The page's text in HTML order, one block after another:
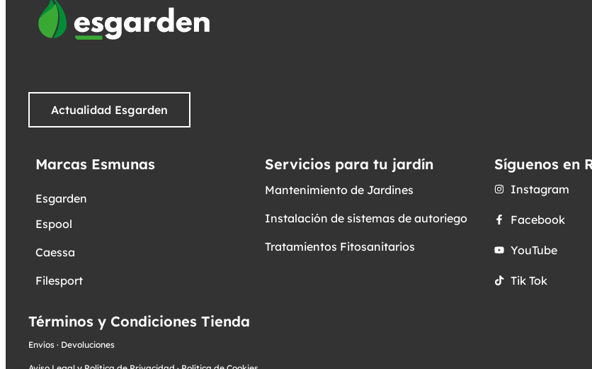
Actualidad Esgarden
Marcas Esmunas
Esgarden
Espool
Caessa
Filesport
Servicios para tu jardín
Mantenimiento de Jardines
Instalación de sistemas de autoriego
Tratamientos Fitosanitarios
Síguenos en
Instagram
Facebook
YouTube
Tik Tok
Términos y Condiciones Tienda
Envíos · Devoluciones